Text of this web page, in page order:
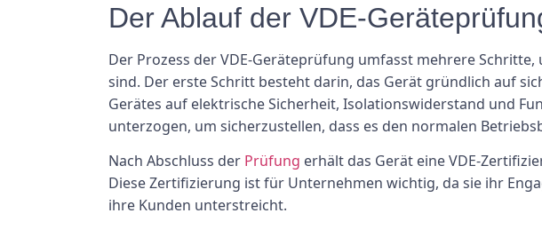
Der Ablauf der VDE-
Der Prozess der VDE-Geräteprüfung umfasst mehrere
sind. Der erste Schritt besteht darin, das Gerät gründlich auf
Gerätes auf elektrische Sicherheit, Isolationswiderstand und
unterzogen, um sicherzustellen, dass es den normalen
Nach Abschluss der Prüfung erhält das Gerät eine VDE-
Diese Zertifizierung ist für Unternehmen wichtig, da sie ihr
ihre Kunden unterstreicht.